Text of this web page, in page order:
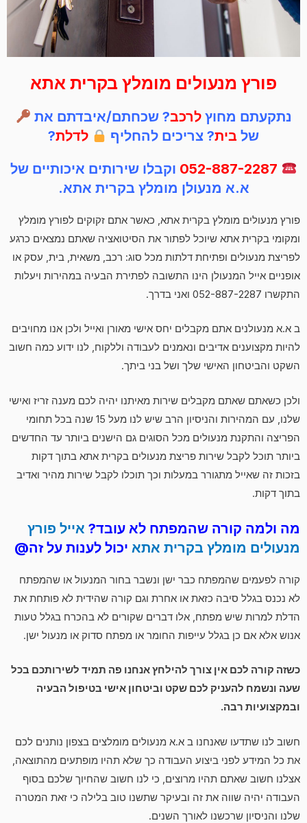
פורץ מנעולים מומלץ בקרית אתא
נתקעתם מחוץלרכב? שכחתם/איבדתם את
של בית? צריכים להחליף לדלת?
052-887-2287 וקבלו שירותים איכותיים של
א.א מנעולן מומלץ בקרית אתא.
פורץ מנעולים מומלץ בקרית אתא, כאשר אתם זקוקים לפורץ מומלץ
ומקומי בקרית אתא שיוכל לפתור את הסיטואציה שאתם נמצאים כרגע
לפריצת מנעולים ופתיחת דלתות מכל סוג: רכב, משאית, בית, עסק או
אופניים אייל המנעולן הינו התשובה לפתירת הבעיה במהירות ויעלות
התקשרו 052-887-2287 ואני בדרך.
ב א.א מנעולנים אתם מקבלים יחס אישי מאורן ואייל ולכן אנו מחויבים
להיות מקצוענים אדיבים ונאמנים לעבודה וללקוח, לנו ידוע כמה חשוב
השקט והביטחון האישי שלך ושל בני ביתך.
ולכן כשאתם שאתם מקבלים שירות מאיתנו יהיה לכם מענה זריז ואישי
שלנו, עם המהירות והניסיון הרב שיש לנו מעל 15 שנה בכל תחומי
הפריצה והתקנת מנעולים מכל הסוגים גם הישנים ביותר עד החדשים
ביותר תוכל לקבל שירות פריצת מנעולים בקרית אתא בתוך דקות
בזכות זה שאייל מתגורר במעלות וכך תוכלו לקבל שירות מהיר ואדיב
בתוך דקות.
מה ולמה קורה שהמפתח לא עובד? אייל פורץ
מנעולים מומלץ בקרית אתא יכול לענות על זה@
קורה לפעמים שהמפתח כבר ישן ונשבר בחור המנעול או שהמפתח
לא נכנס בגלל סיבה כזאת או אחרת וגם קורה שהידית לא פותחת את
הדלת למרות שיש מפתח, אלו דברים שקורים לא בהכרח בגלל טעות
אנוש אלא אם כן בגלל עייפות החומר או מפתח סדוק או מנעול ישן.
כשזה קורה לכם אין צורך להילחץ אנחנו פה תמיד לשירותכם בכל
שעה ונשמח להעניק לכם שקט וביטחון אישי בטיפול הבעיה
ובמקצועיות רבה.
חשוב לנו שתדעו שאנחנו ב א.א מנעולים מומלצים בצפון נותנים לכם
את כל המידע לפני ביצוע העבודה כך שלא תהיו מופתעים מהתוצאה,
אצלנו חשוב שאתם תהיו מרוצים, כי לנו חשוב שהחיוך שלכם בסוף
העבודה יהיה שווה את זה ובעיקר שתשנו טוב בלילה כי זאת המטרה
שלנו והניסיון שרכשנו לאורך השנים.